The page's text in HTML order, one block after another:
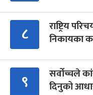
८
राष्ट्रिय
निकायका
९
सर्वोच्चले
दिनुको